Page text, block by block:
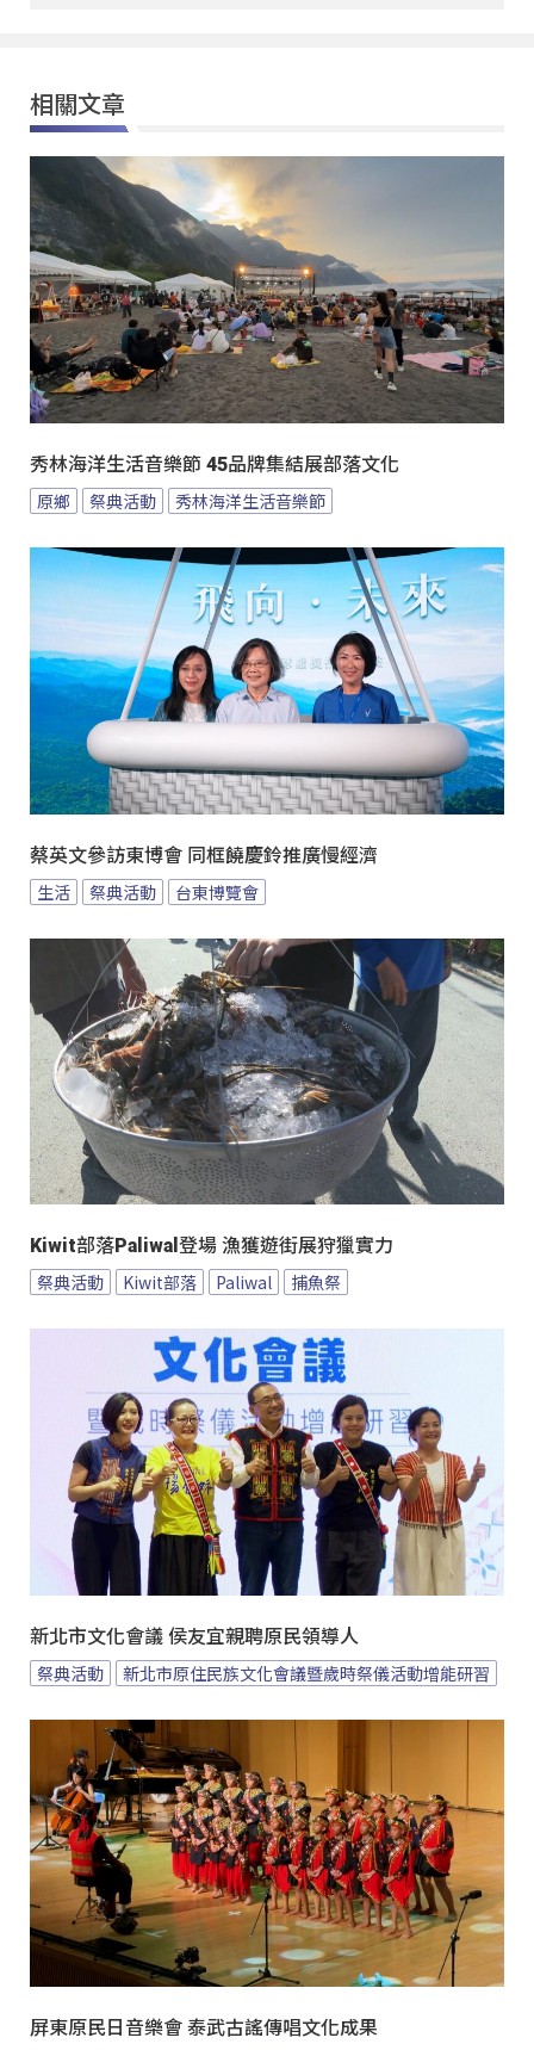
相關文章
秀林海洋生活音樂節 45品牌集結展部落文化
原鄉 祭典活動 秀林海洋生活音樂節
蔡英文參訪東博會 同框饒慶鈴推廣慢經濟
生活 祭典活動 台東博覽會
Kiwit部落Paliwal登場 漁獲遊街展狩獵實力
祭典活動 Kiwit部落 Paliwal 捕魚祭
新北市文化會議 侯友宜親聘原民領導人
祭典活動 新北市原住民族文化會議暨歲時祭儀活動增能研習
屏東原民日音樂會 泰武古謠傳唱文化成果